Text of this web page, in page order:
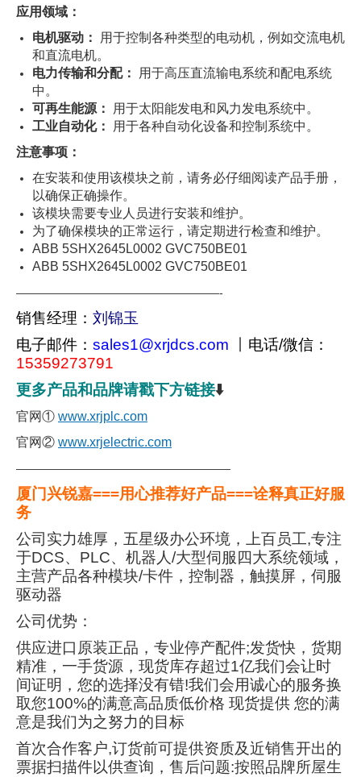
应用领域：
电机驱动：
用于控制各种类型的电动机，例如交流电机
和直流电机。
电力传输和分配：
用于高压直流输电系统和配电系统
中。
可再生能源：
用于太阳能发电和风力发电系统中。
工业自动化：
用于各种自动化设备和控制系统中。
注意事项：
在安装和使用该模块之前，请务必仔细阅读产品手册，
以确保正确操作。
该模块需要专业人员进行安装和维护。
为了确保模块的正常运行，请定期进行检查和维护。
ABB 5SHX2645L0002 GVC750BE01
ABB 5SHX2645L0002 GVC750BE01
——————————————————-
销售经理： 刘锦玉
电子邮件： sales1@xrjdcs.com
电话/微信：
15359273791
更多产品和品牌请戳下方链接⬇️
官网① www.xrjplc.com
官网② www.xrjelectric.com
———————————————————
厦门兴锐嘉===用心推荐好产品===诠释真正好服
务
公司实力雄厚，五星级办公环境，上百员工,专注
于DCS、PLC、机器人/大型伺服四大系统领域，
主营产品各种模块/卡件，控制器，触摸屏，伺服
驱动器
公司优势：
供应进口原装正品，专业停产配件;发货快，货期
精准，一手货源，现货库存超过1亿我们会让时
间证明，您的选择没有错!我们会用诚心的服务换
取您100%的满意高品质低价格 现货提供 您的满
意是我们为之努力的目标
首次合作客户,订货前可提供资质及近销售开出的
票据扫描件以供查询，售后问题:按照品牌所屋生